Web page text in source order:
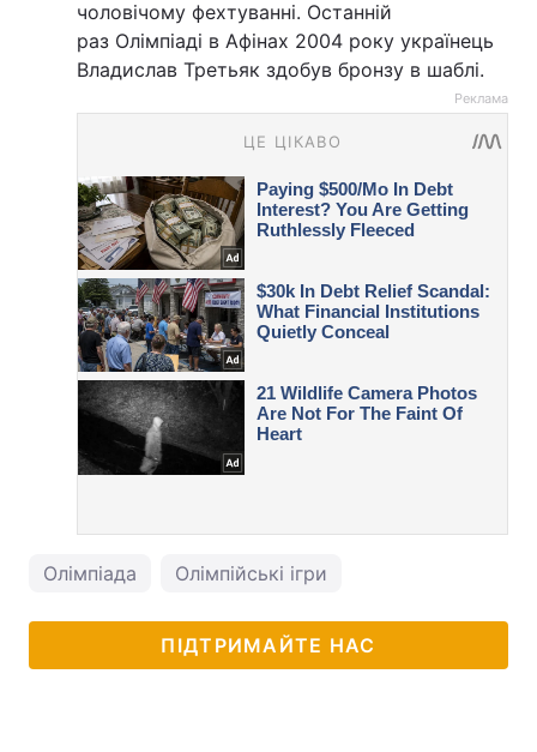
чоловічому фехтуванні. Останній
раз Олімпіаді в Афінах 2004 року українець
Владислав Третьяк здобув бронзу в шаблі.
Реклама
Олімпіада Олімпійські ігри
ПІДТРИМАЙТЕ НАС